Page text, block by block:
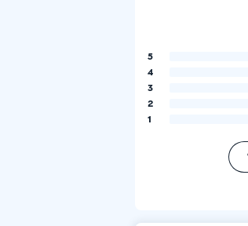
5
4
3
2
1